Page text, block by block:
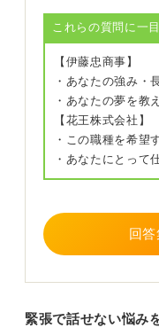
緊張して頭が真っ白
態を元に戻すのは至
たとえ緊張して質問
最後に「本日は貴重
失礼いたします！」
すれば、「明るく性
象が残りやすくなり
面接の途中がどうな
繰り返し練習をし
とはいえ、頭が真っ
これらの質問に一
【伊藤忠商事】
・あなたの強み・
・あなたの夢を教
【花王株式会社】
・この職種を希望
・あなたにとって
回
緊張で話せない悩み